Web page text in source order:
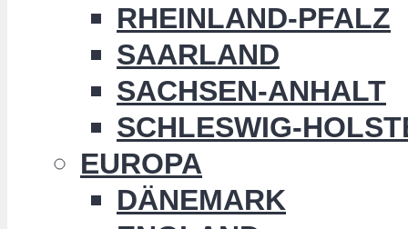
RHEINLAND-PFALZ
SAARLAND
SACHSEN-ANHALT
SCHLESWIG-
EUROPA
DÄNEMARK